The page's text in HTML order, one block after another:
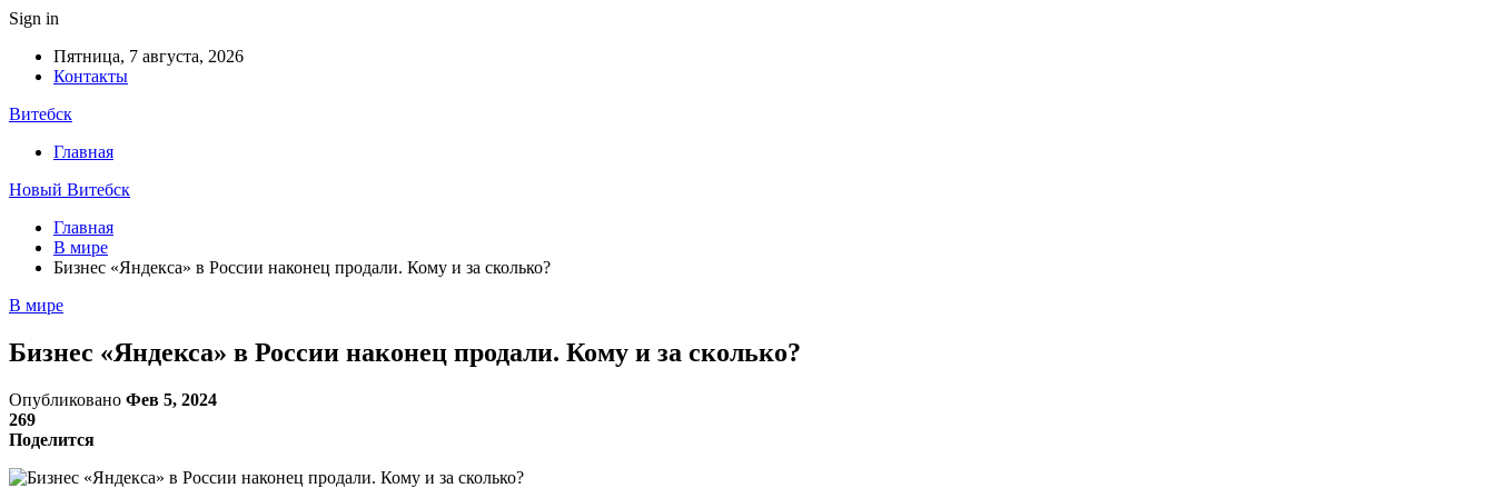
Sign in
Пятница, 7 августа, 2026
Контакты
Витебск
Главная
Новый Витебск
Главная
В мире
Бизнес «Яндекса» в России наконец продали. Кому и за сколько?
В мире
Бизнес «Яндекса» в России наконец продали. Кому и за сколько?
Опубликовано Фев 5, 2024
269
Поделится